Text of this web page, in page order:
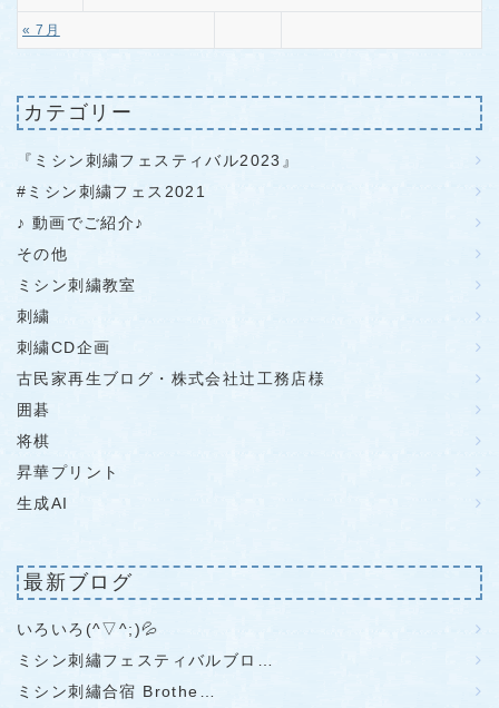
« 7月
カテゴリー
『ミシン刺繍フェスティバル2023』
#ミシン刺繍フェス2021
♪ 動画でご紹介♪
その他
ミシン刺繍教室
刺繍
刺繍CD企画
古民家再生ブログ・株式会社辻工務店様
囲碁
将棋
昇華プリント
生成AI
最新ブログ
いろいろ(^▽^;)💦
ミシン刺繡フェスティバルブロ…
ミシン刺繡合宿 Brothe…